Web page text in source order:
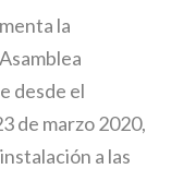
la
desde el
de marzo 2020,
a las